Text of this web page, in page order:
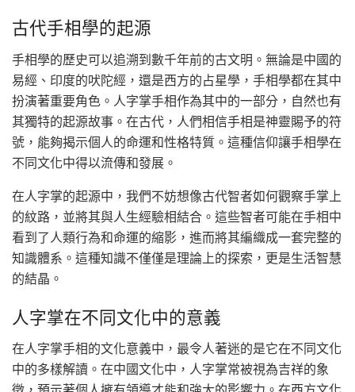
古代手相學的起源
手相學的歷史可以追溯到數千年前的古文明。無論是中國的
易經、印度的吠陀經，還是西方的占星學，手相學都在其中
扮演著重要角色。人字掌手相作為其中的一部分，自然也有
其獨特的起源故事。在古代，人們相信手相是神靈賜予的符
號，能夠揭示個人的命運和性格特質。這種信仰讓手相學在
不同文化中得以流傳和發展。
在人字掌的起源中，我們不妨想像古代智者如何觀察手掌上
的紋路，並將其與人生經驗相結合。這些智者可能在手相中
看到了人類行為和命運的縮影，進而將其編織成一套完整的
知識體系。這種知識不僅僅是理論上的探索，更是生活智慧
的結晶。
人字掌在不同文化中的意義
在人字掌手相的文化意義中，最令人著迷的是它在不同文化
中的多樣解讀。在中國文化中，人字掌常被視為吉祥的象